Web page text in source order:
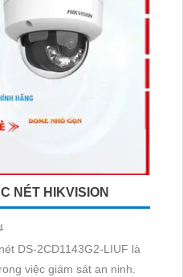
NÉT HIKVISION
DS-2CD1143G2-LIUF là
việc giám sát an ninh.